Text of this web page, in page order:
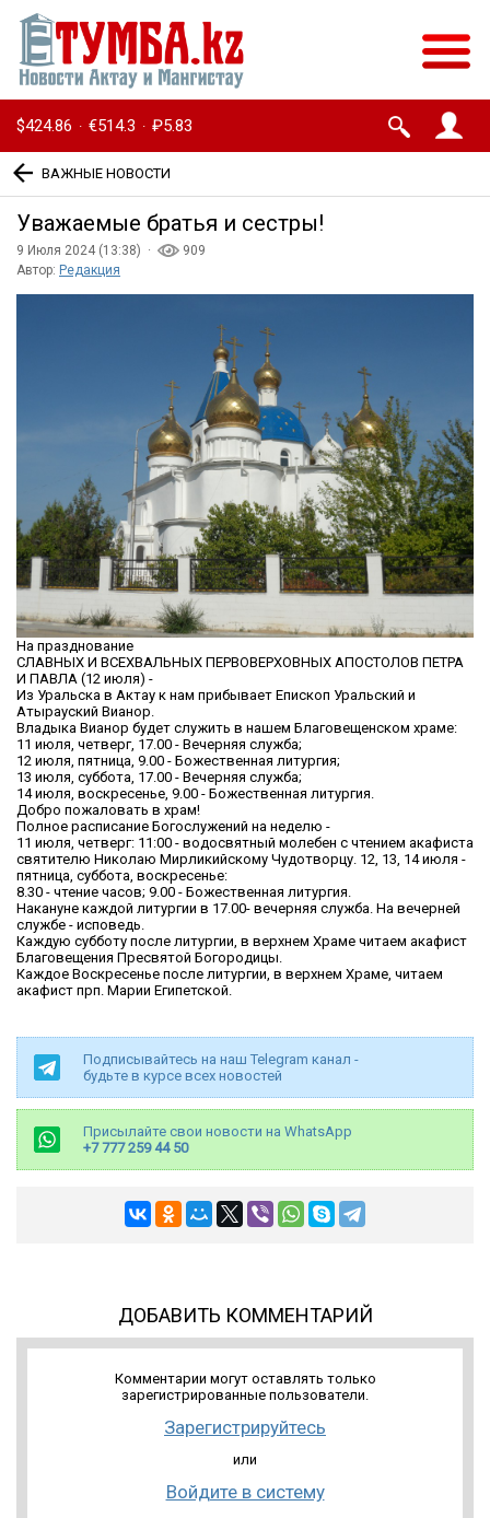
$424.86 · €514.3 · ₽5.83
ВАЖНЫЕ НОВОСТИ
Уважаемые братья и сестры!
9 Июля 2024 (13:38) ·
909
Автор: Редакция
На празднование
СЛАВНЫХ И ВСЕХВАЛЬНЫХ ПЕРВОВЕРХОВНЫХ АПОСТОЛОВ ПЕТРА
И ПАВЛА (12 июля) -
Из Уральска в Актау к нам прибывает Епископ Уральский и
Атырауский Вианор.
Владыка Вианор будет служить в нашем Благовещенском храме:
11 июля, четверг, 17.00 - Вечерняя служба;
12 июля, пятница, 9.00 - Божественная литургия;
13 июля, суббота, 17.00 - Вечерняя служба;
14 июля, воскресенье, 9.00 - Божественная литургия.
Добро пожаловать в храм!
Полное расписание Богослужений на неделю -
11 июля, четверг: 11:00 - водосвятный молебен с чтением акафиста
святителю Николаю Мирликийскому Чудотворцу. 12, 13, 14 июля -
пятница, суббота, воскресенье:
8.30 - чтение часов; 9.00 - Божественная литургия.
Накануне каждой литургии в 17.00- вечерняя служба. На вечерней
службе - исповедь.
Каждую субботу после литургии, в верхнем Храме читаем акафист
Благовещения Пресвятой Богородицы.
Каждое Воскресенье после литургии, в верхнем Храме, читаем
акафист прп. Марии Египетской.
Подписывайтесь на наш Telegram канал -
будьте в курсе всех новостей
Присылайте свои новости на WhatsApp
+7 777 259 44 50
ДОБАВИТЬ КОММЕНТАРИЙ
Комментарии могут оставлять только
зарегистрированные пользователи.
Зарегистрируйтесь
или
Войдите в систему